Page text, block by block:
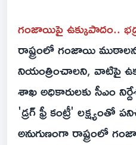
గంజాయిపై ఉక్కుపాదం..
రాష్ట్రంలో గంజాయి
నియంత్రించాలని, వాటిపై
శాఖ అధికారులకు సీఎం
'డ్రగ్ ఫ్రీ కంట్రీ' లక్ష్యంతో
అనుగుణంగా రాష్ట్రంలో